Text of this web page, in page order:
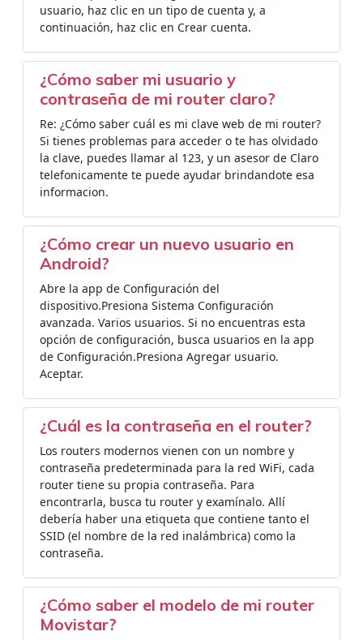
usuario, haz clic en un tipo de cuenta y, a
continuación, haz clic en Crear cuenta.
¿Cómo saber mi usuario y
contraseña de mi router claro?
Re: ¿Cómo saber cuál es mi clave web de mi router?
Si tienes problemas para acceder o te has olvidado
la clave, puedes llamar al 123, y un asesor de Claro
telefonicamente te puede ayudar brindandote esa
informacion.
¿Cómo crear un nuevo usuario en
Android?
Abre la app de Configuración del
dispositivo.Presiona Sistema Configuración
avanzada. Varios usuarios. Si no encuentras esta
opción de configuración, busca usuarios en la app
de Configuración.Presiona Agregar usuario.
Aceptar.
¿Cuál es la contraseña en el router?
Los routers modernos vienen con un nombre y
contraseña predeterminada para la red WiFi, cada
router tiene su propia contraseña. Para
encontrarla, busca tu router y examínalo. Allí
debería haber una etiqueta que contiene tanto el
SSID (el nombre de la red inalámbrica) como la
contraseña.
¿Cómo saber el modelo de mi router
Movistar?